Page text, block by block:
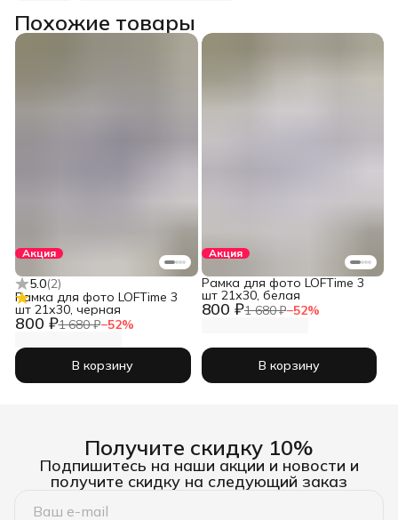
Похожие товары
Акция
5.0(2)
800 ₽1 680 ₽−52%
Рамка для фото LOFTime 3
шт 21х30, черная
В корзину
Акция
800 ₽1 680 ₽−52%
Рамка для фото LOFTime 3
шт 21х30, белая
В корзину
Получите скидку 10%
Подпишитесь на наши акции и новости и
получите скидку на следующий заказ